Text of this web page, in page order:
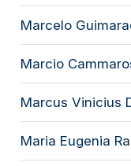
Marcelo
Marcio
Marcus Vinicius
Maria Eugenia